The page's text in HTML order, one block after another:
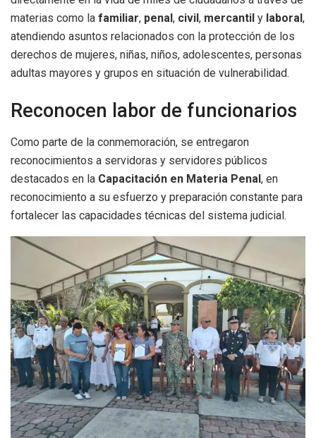
materias como la familiar, penal, civil, mercantil y laboral,
atendiendo asuntos relacionados con la protección de los
derechos de mujeres, niñas, niños, adolescentes, personas
adultas mayores y grupos en situación de vulnerabilidad.
Reconocen labor de funcionarios
Como parte de la conmemoración, se entregaron
reconocimientos a servidoras y servidores públicos
destacados en la Capacitación en Materia Penal, en
reconocimiento a su esfuerzo y preparación constante para
fortalecer las capacidades técnicas del sistema judicial.